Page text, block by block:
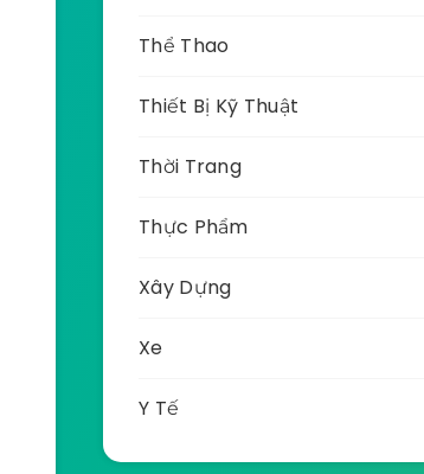
Thể Thao
Thiết Bị Kỹ Thuật
Thời Trang
Thực Phẩm
Xây Dựng
Xe
Y Tế